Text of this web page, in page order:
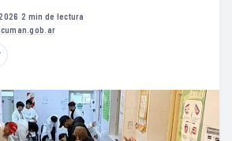
·2 min de lectura ·